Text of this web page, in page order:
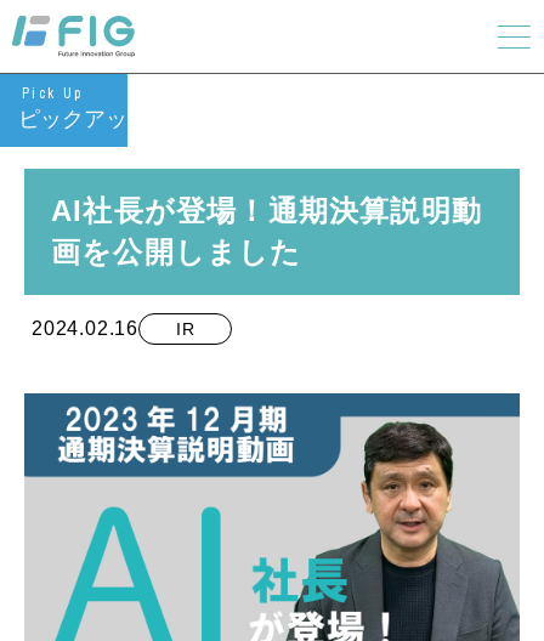
Pick Up
ピックアップ
AI社長が登場！通期決算説明動
画を公開しました
2024.02.16 IR